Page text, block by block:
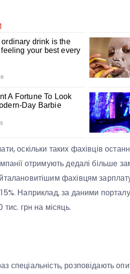
оскільки таких фахівців
отримують дедалі більше
фахівцям
Наприклад, за даними
тис. грн на місяць.
спеціальність, розповідають